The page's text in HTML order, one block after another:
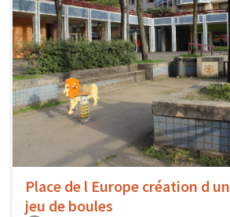
Place de l Europe création d un
jeu de boules